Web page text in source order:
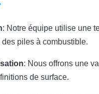
: Notre équipe utilise une
piles à combustible.
: Nous offrons une
de surface.